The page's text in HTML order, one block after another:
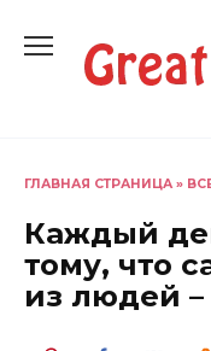
содержанию
ГЛАВНАЯ СТРАНИЦА »
Каждый
тому, что
из людей